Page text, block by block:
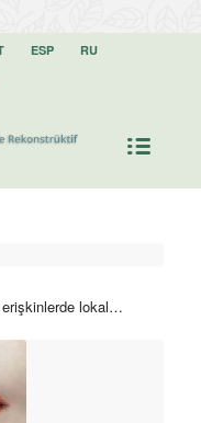
ESP
RU
erişkinlerde lokal…